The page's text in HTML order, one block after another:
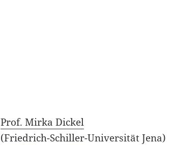
Prof. Mirka Dickel
(Friedrich-Schiller-Universität Jena)